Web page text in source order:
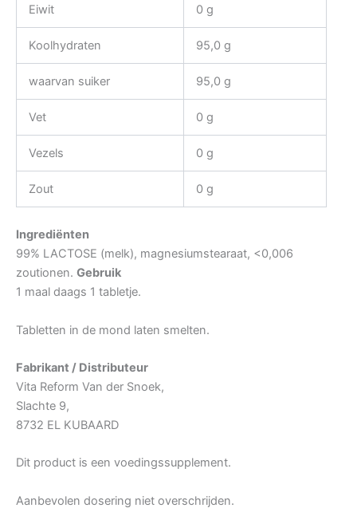
Eiwit 0 g
Koolhydraten 95,0 g
waarvan suiker 95,0 g
Vet 0 g
Vezels 0 g
Zout 0 g
Ingrediënten
99% LACTOSE (melk), magnesiumstearaat, <0,006
zoutionen. Gebruik
1 maal daags 1 tabletje.
Tabletten in de mond laten smelten.
Fabrikant / Distributeur
Vita Reform Van der Snoek,
Slachte 9,
8732 EL KUBAARD
Dit product is een voedingssupplement.
Aanbevolen dosering niet overschrijden.